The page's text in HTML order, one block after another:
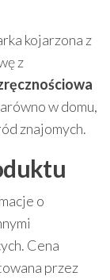
kojarzona z
z
w domu,
znajomych.
o
Cena
przez